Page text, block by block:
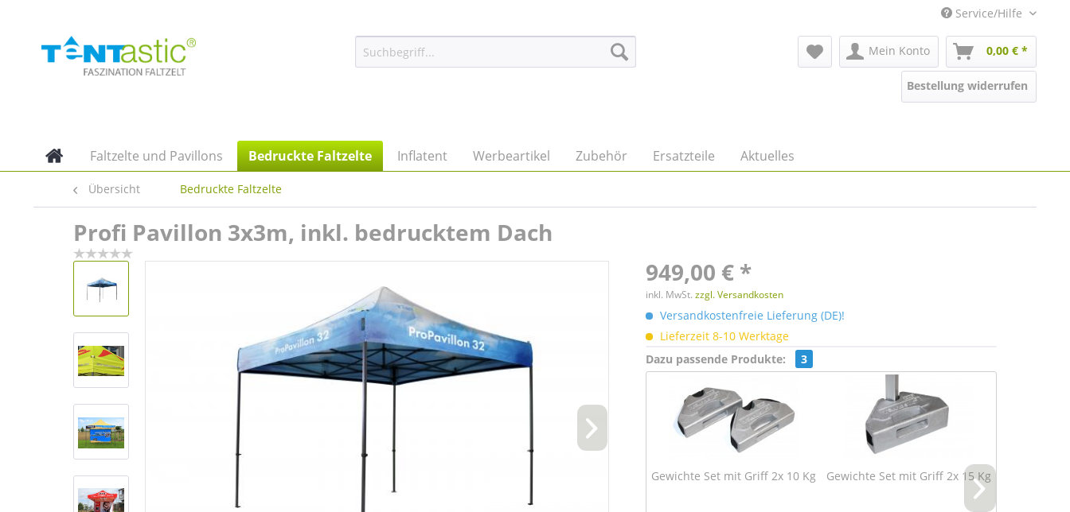
Service/Hilfe
Mein Konto 0,00 € *
Bestellung widerrufen
Faltzelte und Pavillons Bedruckte Faltzelte Inflatent Werbeartikel Zubehör Ersatzteile Aktuelles
Übersicht Bedruckte Faltzelte
Profi Pavillon 3x3m, inkl. bedrucktem Dach
949,00 € *
inkl. MwSt.zzgl. Versandkosten
Versandkostenfreie Lieferung (DE)!
Lieferzeit 8-10 Werktage
Dazu passende Produkte:
3
Gewichte Set mit Griff 2x 10 Kg Gewichte Set mit Griff 2x 15 Kg